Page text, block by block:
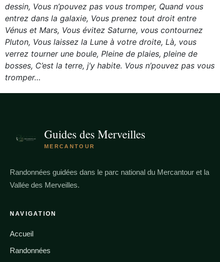
dessin, Vous n’pouvez pas vous tromper, Quand vous
entrez dans la galaxie, Vous prenez tout droit entre
Vénus et Mars, Vous évitez Saturne, vous contournez
Pluton, Vous laissez la Lune à votre droite, Là, vous
verrez tourner une boule, Pleine de plaies, pleine de
bosses, C’est la terre, j’y habite. Vous n’pouvez pas vous
tromper…
Guides des Merveilles
MERCANTOUR
Randonnées guidées dans le parc national du Mercantour et la
Vallée des Merveilles.
NAVIGATION
Accueil
Randonnées